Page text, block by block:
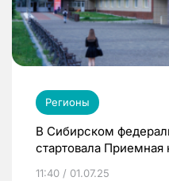
Регионы
В Сибирском
стартовала Приемная
11:40 / 01.07.25